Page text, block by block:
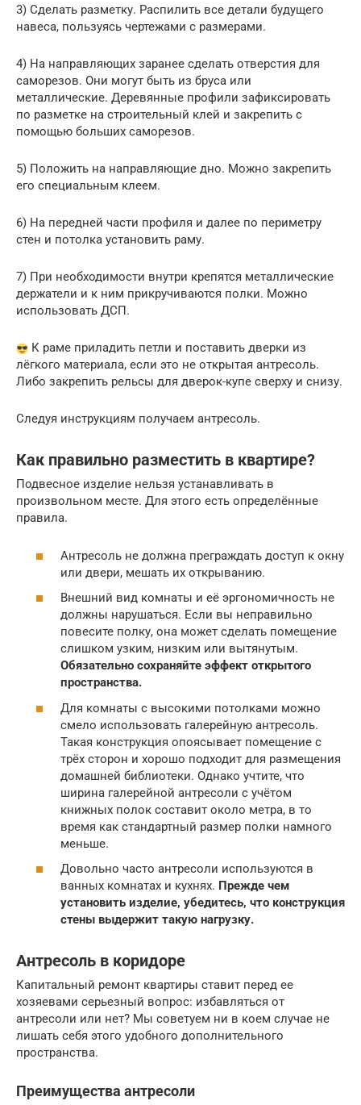
3) Сделать разметку. Распилить все детали будущего
навеса, пользуясь чертежами с размерами.
4) На направляющих заранее сделать отверстия для
саморезов. Они могут быть из бруса или
металлические. Деревянные профили зафиксировать
по разметке на строительный клей и закрепить с
помощью больших саморезов.
5) Положить на направляющие дно. Можно закрепить
его специальным клеем.
6) На передней части профиля и далее по периметру
стен и потолка установить раму.
7) При необходимости внутри крепятся металлические
держатели и к ним прикручиваются полки. Можно
использовать ДСП.
К раме приладить петли и поставить дверки из
лёгкого материала, если это не открытая антресоль.
Либо закрепить рельсы для дверок-купе сверху и снизу.
Следуя инструкциям получаем антресоль.
Как правильно разместить в квартире?
Подвесное изделие нельзя устанавливать в
произвольном месте. Для этого есть определённые
правила.
Антресоль не должна преграждать доступ к окну
или двери, мешать их открыванию.
Внешний вид комнаты и её эргономичность не
должны нарушаться. Если вы неправильно
повесите полку, она может сделать помещение
слишком узким, низким или вытянутым.
Обязательно сохраняйте эффект открытого
пространства.
Для комнаты с высокими потолками можно
смело использовать галерейную антресоль.
Такая конструкция опоясывает помещение с
трёх сторон и хорошо подходит для размещения
домашней библиотеки. Однако учтите, что
ширина галерейной антресоли с учётом
книжных полок составит около метра, в то
время как стандартный размер полки намного
меньше.
Довольно часто антресоли используются в
ванных комнатах и кухнях. Прежде чем
установить изделие, убедитесь, что конструкция
стены выдержит такую нагрузку.
Антресоль в коридоре
Капитальный ремонт квартиры ставит перед ее
хозяевами серьезный вопрос: избавляться от
антресоли или нет? Мы советуем ни в коем случае не
лишать себя этого удобного дополнительного
пространства.
Преимущества антресоли